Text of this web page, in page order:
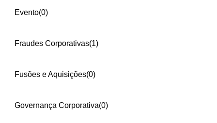
Evento(0)
Fraudes Corporativas(1)
Fusões e Aquisições(0)
Governança Corporativa(0)